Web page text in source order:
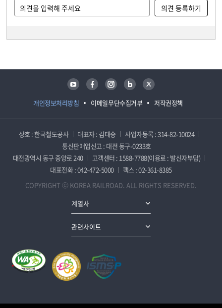
개인정보처리방침 이메일무단수집거부 저작권정책
유튜브 페이스북 인스타그램 블로그 트위터
상호 : 한국철도공사 대표자 : 김태승
사업자등록 : 314-82-10024
통신판매업신고 : 대전 동구-0233호
대전광역시 동구 중앙로 240
고객센터 : 1588-7788(이용료 : 발신자부담)
대표전화 : 042-472-5000
팩스 : 02-361-8385
COPYRIGHT ⓒ KOREA RAILROAD. ALL RIGHTS RESERVED.
계열사
관련사이트